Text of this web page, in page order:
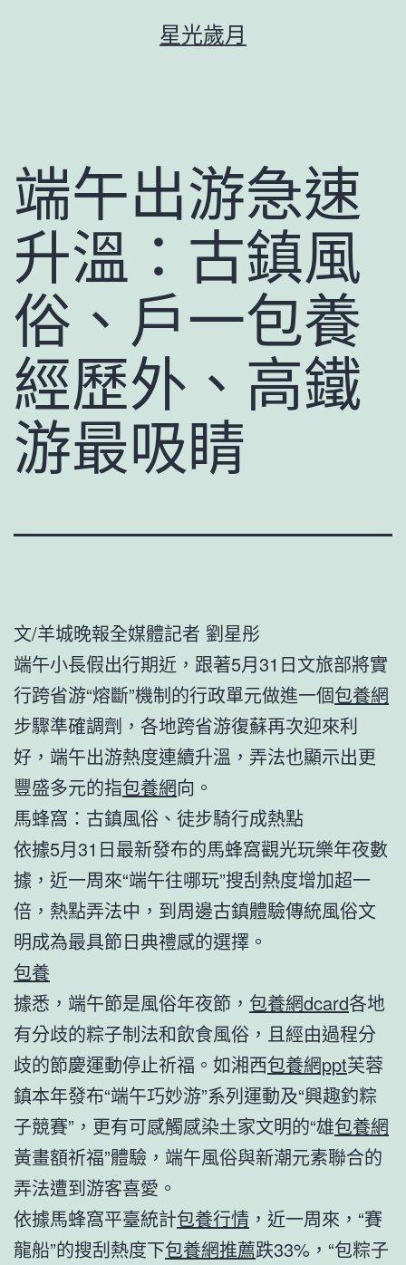
星光歲月
端午出游急速
升溫：古鎮風
俗、戶一包養
經歷外、高鐵
游最吸睛
文/羊城晚報全媒體記者 劉星彤
端午小長假出行期近，跟著5月31日文旅部將實
行跨省游“熔斷”機制的行政單元做進一個包養網
步驟準確調劑，各地跨省游復蘇再次迎來利
好，端午出游熱度連續升溫，弄法也顯示出更
豐盛多元的指包養網向。
馬蜂窩：古鎮風俗、徒步騎行成熱點
依據5月31日最新發布的馬蜂窩觀光玩樂年夜數
據，近一周來“端午往哪玩”搜刮熱度增加超一
倍，熱點弄法中，到周邊古鎮體驗傳統風俗文
明成為最具節日典禮感的選擇。
包養
據悉，端午節是風俗年夜節， 包養網dcard各地
有分歧的粽子制法和飲食風俗，且經由過程分
歧的節慶運動停止祈福。如湘西包養網ppt芙蓉
鎮本年發布“端午巧妙游”系列運動及“興趣釣粽
子競賽”，更有可感觸感染土家文明的“雄包養網
黃畫額祈福”體驗，端午風俗與新潮元素聯合的
弄法遭到游客喜愛。
依據馬蜂窩平臺統計包養行情 ，近一周來，“賽
龍船”的搜刮熱度下包養網推薦跌33%，“包粽子